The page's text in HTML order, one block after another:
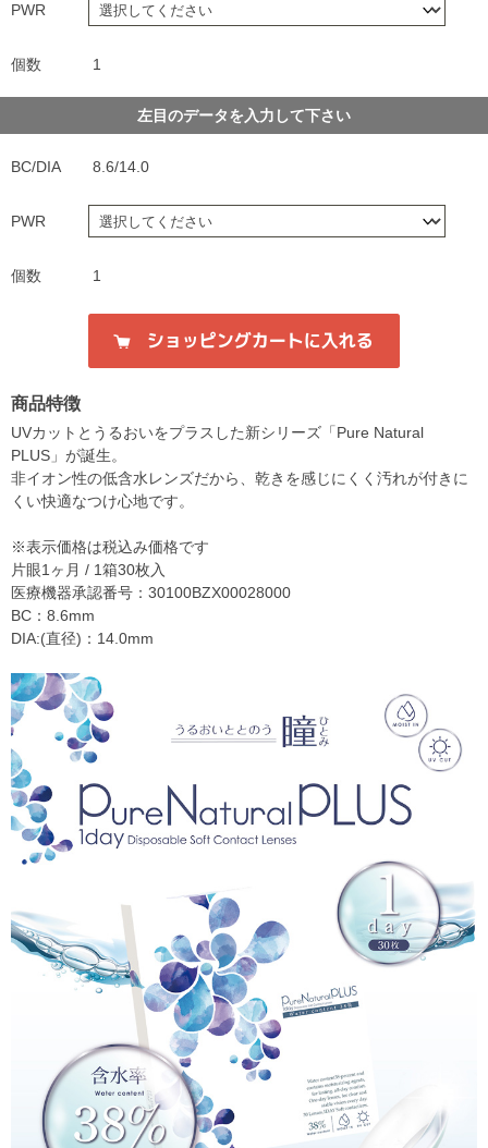
PWR
個数 1
左目のデータを入力して下さい
BC/DIA 8.6/14.0
PWR
個数 1
商品特徴
UVカットとうるおいをプラスした新シリーズ「Pure Natural
PLUS」が誕生。
非イオン性の低含水レンズだから、乾きを感じにくく汚れが付きに
くい快適なつけ心地です。
※表示価格は税込み価格です
片眼1ヶ月 / 1箱30枚入
医療機器承認番号：30100BZX00028000
BC：8.6mm
DIA:(直径)：14.0mm